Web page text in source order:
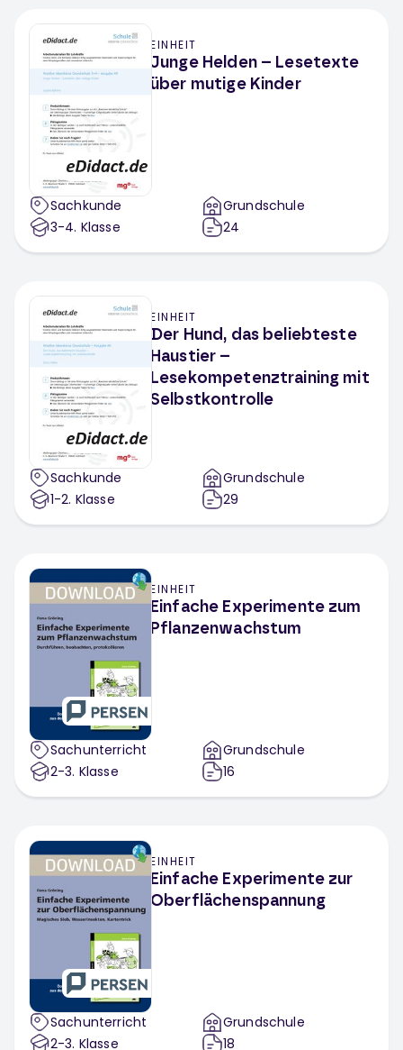
EINHEIT
Junge Helden – Lesetexte
über mutige Kinder
Sachkunde
3-4. Klasse
Grundschule
24
EINHEIT
Der Hund, das beliebteste
Haustier –
Lesekompetenztraining mit
Selbstkontrolle
Sachkunde
1-2. Klasse
Grundschule
29
EINHEIT
Einfache Experimente zum
Pflanzenwachstum
Sachunterricht
2-3. Klasse
Grundschule
16
EINHEIT
Einfache Experimente zur
Oberflächenspannung
Sachunterricht
2-3. Klasse
Grundschule
18